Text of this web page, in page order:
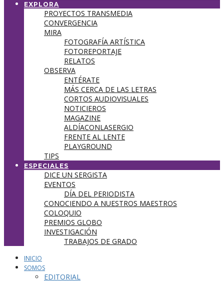
EXPLORA
PROYECTOS TRANSMEDIA
CONVERGENCIA
MIRA
FOTOGRAFÍA ARTÍSTICA
FOTOREPORTAJE
RELATOS
OBSERVA
ENTÉRATE
MÁS CERCA DE LAS LETRAS
CORTOS AUDIOVISUALES
NOTICIEROS
MAGAZINE
ALDÍACONLASERGIO
FRENTE AL LENTE
PLAYGROUND
TIPS
ESPECIALES
DICE UN SERGISTA
EVENTOS
DÍA DEL PERIODISTA
CONOCIENDO A NUESTROS MAESTROS
COLOQUIO
PREMIOS GLOBO
INVESTIGACIÓN
TRABAJOS DE GRADO
INICIO
SOMOS
EDITORIAL